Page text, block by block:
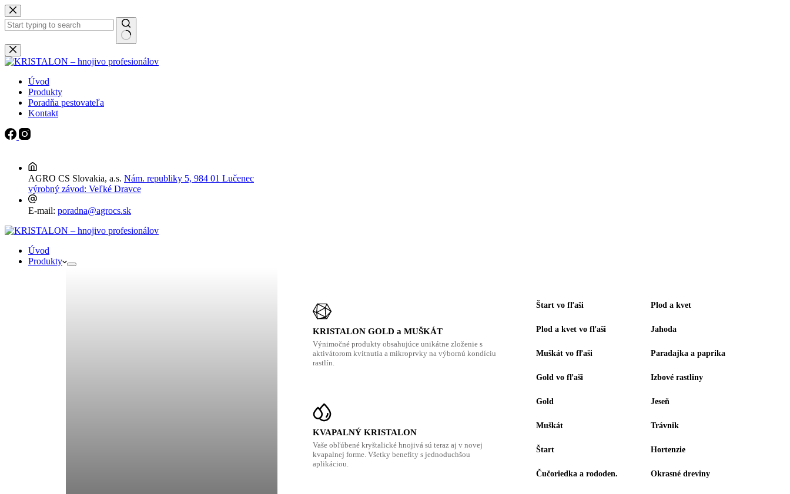
Späť
na
obsah
Žiadne
výsledky
Úvod
Produkty
Poradňa pestovateľa
Kontakt
AGRO CS Slovakia, a.s. Nám. republiky 5, 984 01 Lučenec
výrobný závod: Veľké Dravce
E-mail: poradna@agrocs.sk
Úvod
Produkty
KRISTALON GOLD a MUŠKÁT
Výnimočné produkty obsahujúce unikátne zloženie s
aktivátorom kvitnutia a mikroprvky na výbornú kondíciu
rastlín.
KVAPALNÝ KRISTALON
Vaše obľúbené kryštalické hnojivá sú teraz aj v novej
kvapalnej forme. Všetky benefity s jednoduchšou
aplikáciou.
Štart vo fľaši
Plod a kvet vo fľaši
Muškát vo fľaši
Gold vo fľaši
Gold
Muškát
Štart
Čučoriedka a rododen.
Plod a kvet
Jahoda
Paradajka a paprika
Izbové rastliny
Jeseň
Trávnik
Hortenzie
Okrasné dreviny